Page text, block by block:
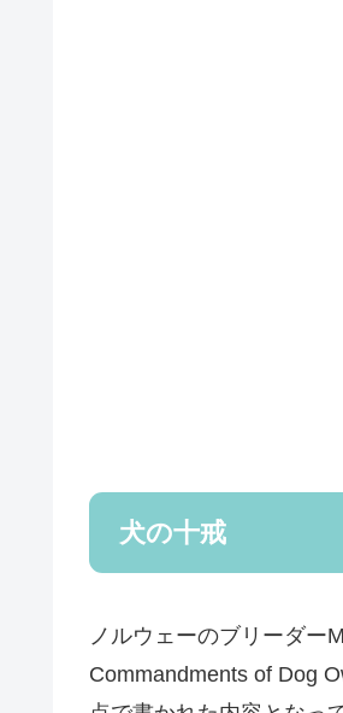
犬の十戒
ノルウェーのブリーダー
Commandments of Dog